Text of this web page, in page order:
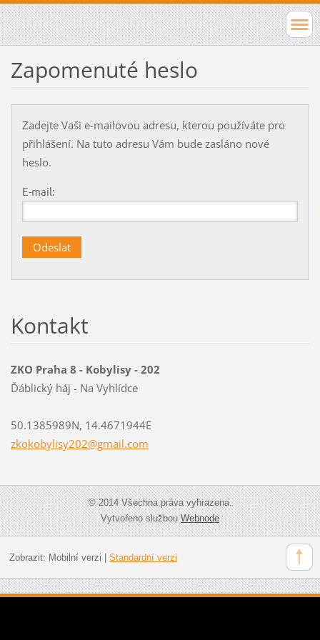
Zapomenuté heslo
Zadejte Vaši e-mailovou adresu, kterou používáte pro
přihlášení. Na tuto adresu Vám bude zasláno nové
heslo.
E-mail:
Kontakt
ZKO Praha 8 - Kobylisy - 202
Ďáblický háj - Na Vyhlídce
50.1385989N, 14.4671944E
zkokobylisy202@gmail.com
© 2014 Všechna práva vyhrazena.
Vytvořeno službouWebnode
Zobrazit: Mobilní verzi Standardní verzi